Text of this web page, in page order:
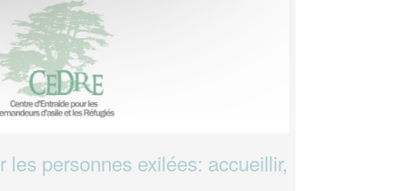
les personnes exilées: accueillir,